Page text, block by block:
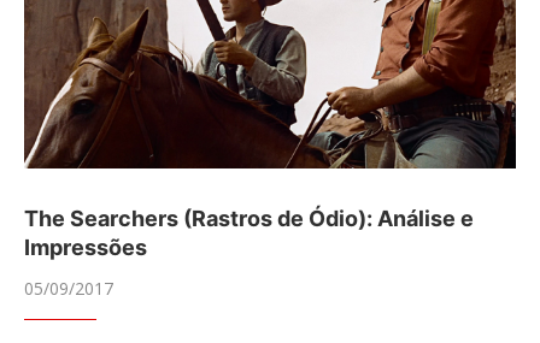
The Searchers (Rastros de Ódio): Análise e
Impressões
05/09/2017